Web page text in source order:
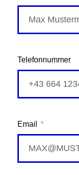
Telefonnummer
Email